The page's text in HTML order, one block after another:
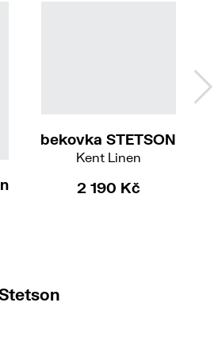
bekovka STETSON
Kent Linen
2 190 Kč